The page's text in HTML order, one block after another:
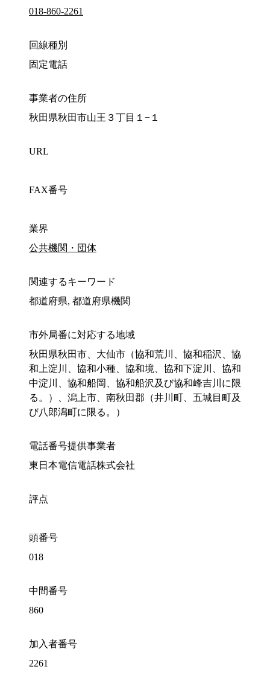
018-860-2261
回線種別
固定電話
事業者の住所
秋田県秋田市山王３丁目１−１
URL
FAX番号
業界
公共機関・団体
関連するキーワード
都道府県, 都道府県機関
市外局番に対応する地域
秋田県秋田市、大仙市（協和荒川、協和稲沢、協
和上淀川、協和小種、協和境、協和下淀川、協和
中淀川、協和船岡、協和船沢及び協和峰吉川に限
る。）、潟上市、南秋田郡（井川町、五城目町及
び八郎潟町に限る。）
電話番号提供事業者
東日本電信電話株式会社
評点
頭番号
018
中間番号
860
加入者番号
2261